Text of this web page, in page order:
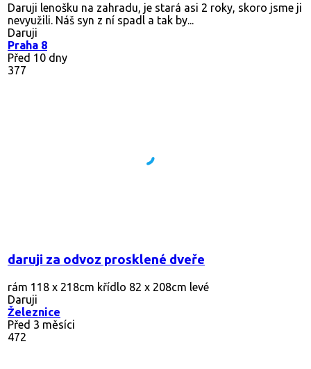
Daruji lenošku na zahradu, je stará asi 2 roky, skoro jsme ji
nevyužili. Náš syn z ní spadl a tak by...
Daruji
Praha 8
Před 10 dny
377
daruji za odvoz prosklené dveře
rám 118 x 218cm křídlo 82 x 208cm levé
Daruji
Železnice
Před 3 měsíci
472